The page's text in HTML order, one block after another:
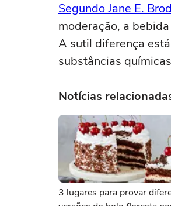
Segundo Jane E.
moderação, a
A sutil diferença
substâncias
Notícias
3 lugares para provar